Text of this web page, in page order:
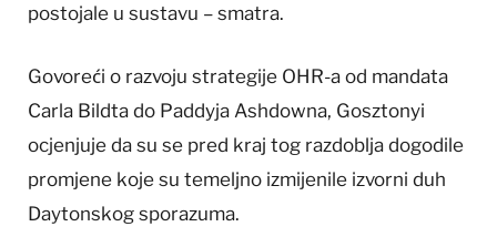
postojale u sustavu – smatra.
Govoreći o razvoju strategije OHR-a od mandata
Carla Bildta do Paddyja Ashdowna, Gosztonyi
ocjenjuje da su se pred kraj tog razdoblja dogodile
promjene koje su temeljno izmijenile izvorni duh
Daytonskog sporazuma.